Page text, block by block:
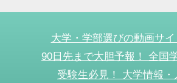
大学・学部選びの動画サ
90日先まで大胆予報！ 全国
受験生必見！ 大学情報・